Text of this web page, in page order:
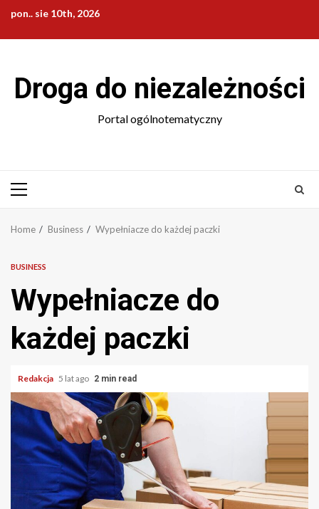
content
pon.. sie 10th, 2026
Droga do niezależności
Portal ogólnotematyczny
Primary
Home Business Wypełniacze do każdej paczki
BUSINESS
Wypełniacze do
każdej paczki
Redakcja 5 lat ago 2 min read